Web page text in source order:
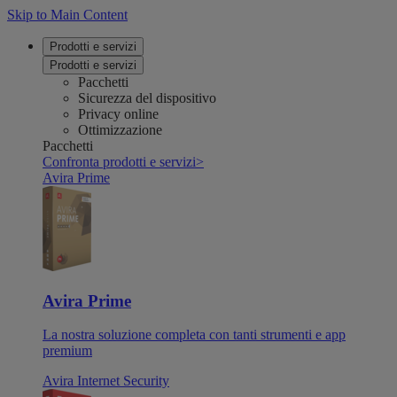
Skip to Main Content
Prodotti e servizi
Prodotti e servizi
Pacchetti
Sicurezza del dispositivo
Privacy online
Ottimizzazione
Pacchetti
Confronta prodotti e servizi>
Avira Prime
Avira Prime
La nostra soluzione completa con tanti strumenti e app
premium
Avira Internet Security